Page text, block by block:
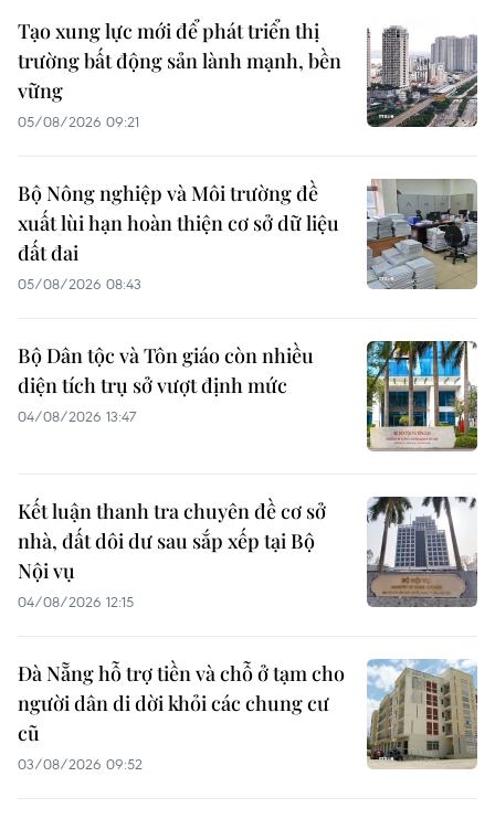
Tạo xung lực mới để phát triển thị
trường bất động sản lành mạnh, bền
vững
05/08/2026 09:21
Bộ Nông nghiệp và Môi trường đề
xuất lùi hạn hoàn thiện cơ sở dữ liệu
đất đai
05/08/2026 08:43
Bộ Dân tộc và Tôn giáo còn nhiều
diện tích trụ sở vượt định mức
04/08/2026 13:47
Kết luận thanh tra chuyên đề cơ sở
nhà, đất dôi dư sau sắp xếp tại Bộ
Nội vụ
04/08/2026 12:15
Đà Nẵng hỗ trợ tiền và chỗ ở tạm cho
người dân di dời khỏi các chung cư
cũ
03/08/2026 09:52